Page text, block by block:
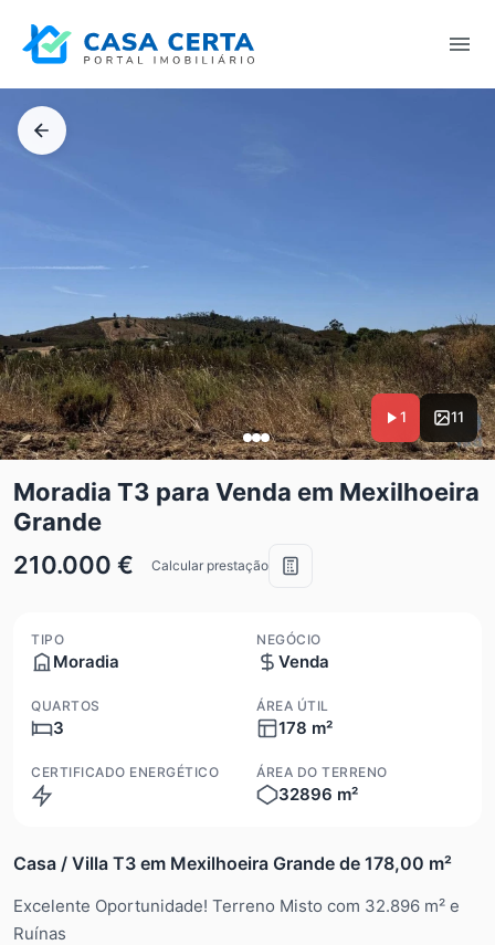
1 11
Moradia T3 para Venda em Mexilhoeira
Grande
210.000 €
Calcular prestação
TIPO
Moradia
NEGÓCIO
Venda
QUARTOS
3
ÁREA ÚTIL
178 m²
CERTIFICADO ENERGÉTICO
ÁREA DO TERRENO
32896 m²
Casa / Villa T3 em Mexilhoeira Grande de 178,00 m²
Excelente Oportunidade! Terreno Misto com 32.896 m² e
Ruínas